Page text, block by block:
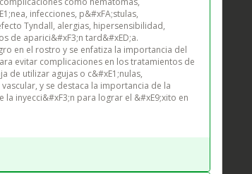
infecciones, p&#xFA;stulas,
Tyndall, alergias, hipersensibilidad,
de aparici&#xF3;n tard&#xED;a.
en el rostro y se enfatiza la importancia del
evitar complicaciones en los tratamientos de
de utilizar agujas o c&#xE1;nulas,
y se destaca la importancia de la
inyecci&#xF3;n para lograr el &#xE9;xito en